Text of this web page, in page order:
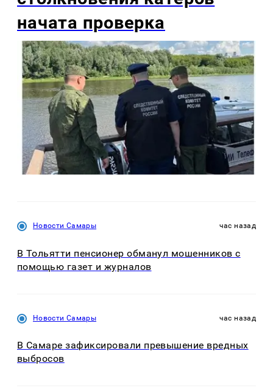
начата проверка
Новости Самары час назад
В Тольятти пенсионер обманул мошенников с
помощью газет и журналов
Новости Самары час назад
В Самаре зафиксировали превышение вредных
выбросов